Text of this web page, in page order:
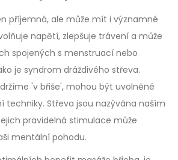
příjemná, ale může mít i významné
napětí, zlepšuje trávení a může
spojených s menstruací nebo
je syndrom dráždivého střeva.
'v břiše', mohou být uvolněné
techniky. Střeva jsou nazývána naším
pravidelná stimulace může
mentální pohodu.